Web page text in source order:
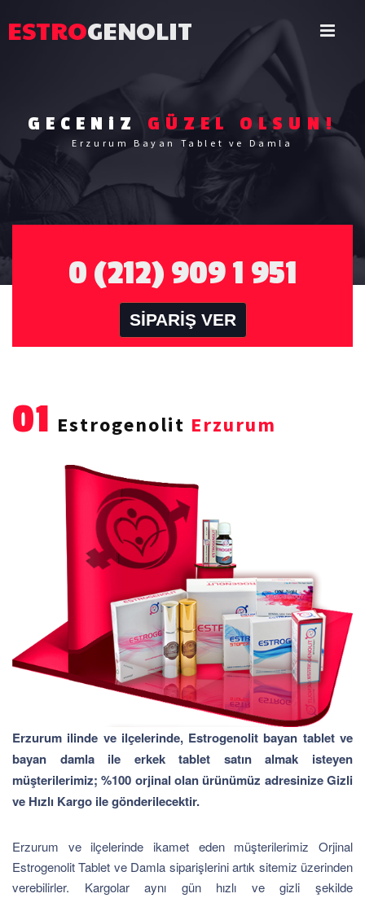
GECENiZ GÜZEL OLSUN!
Erzurum Bayan Tablet ve Damla
ESTROGENOLIT
0 (212) 909 1 951
SİPARİŞ VER
01 Estrogenolit Erzurum
Erzurum ilinde ve ilçelerinde, Estrogenolit bayan tablet ve
bayan damla ile erkek tablet satın almak isteyen
müşterilerimiz; %100 orjinal olan ürünümüz adresinize Gizli
ve Hızlı Kargo ile gönderilecektir.
Erzurum ve ilçelerinde ikamet eden müşterilerimiz Orjinal
Estrogenolit Tablet ve Damla siparişlerini artık sitemiz üzerinden
verebilirler. Kargolar aynı gün hızlı ve gizli şekilde